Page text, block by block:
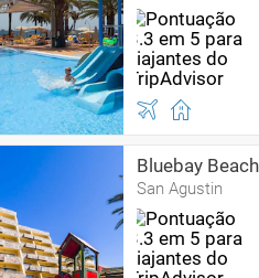
Bluebay
San Agustin